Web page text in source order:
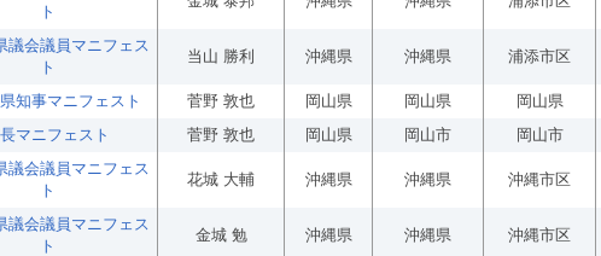
ト
議会議員マニフェス
ト
当山 勝利 沖縄県 沖縄県 浦添市区
知事マニフェスト 菅野 敦也 岡山県 岡山県 岡山県
マニフェスト 菅野 敦也 岡山県 岡山市 岡山市
議会議員マニフェス
ト
花城 大輔 沖縄県 沖縄県 沖縄市区
議会議員マニフェス
ト
金城 勉 沖縄県 沖縄県 沖縄市区